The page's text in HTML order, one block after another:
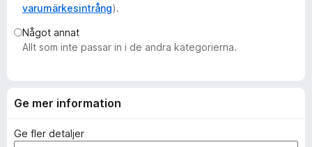
varumärkesintrång).
Något annat
Allt som inte passar in i de andra kategorierna.
Ge mer information
Ge fler detaljer